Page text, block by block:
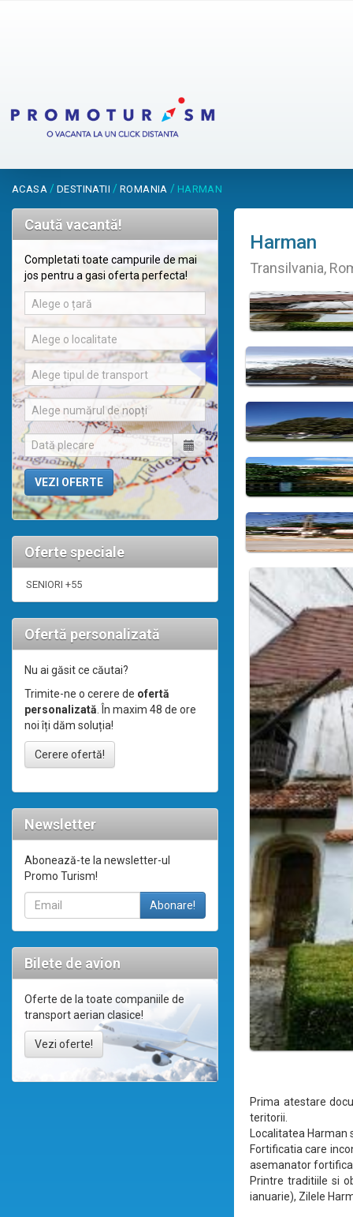
ACASA / DESTINATII / ROMANIA / HARMAN
Caută vacantă!
Completati toate campurile de mai
jos pentru a gasi oferta perfecta!
Alege o țară
Alege o localitate
Alege tipul de transport
Alege numărul de nopți
Oferte speciale
SENIORI +55
Ofertă personalizată
Nu ai găsit ce căutai?
Trimite-ne o cerere de ofertă
personalizată. În maxim 48 de ore
noi îți dăm soluția!
Cerere ofertă!
Newsletter
Abonează-te la newsletter-ul
Promo Turism!
Bilete de avion
Oferte de la toate companiile de
transport aerian clasice!
Vezi oferte!
Harman
Transilvania,
Prima atestare
teritorii.
Localitatea Harman
Fortificatia care
asemanator
Printre traditiile si
ianuarie), Zilele